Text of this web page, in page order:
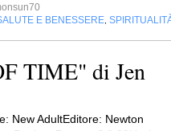
E BENESSERE,
TIME" di Jen
New AdultEditore: Newton